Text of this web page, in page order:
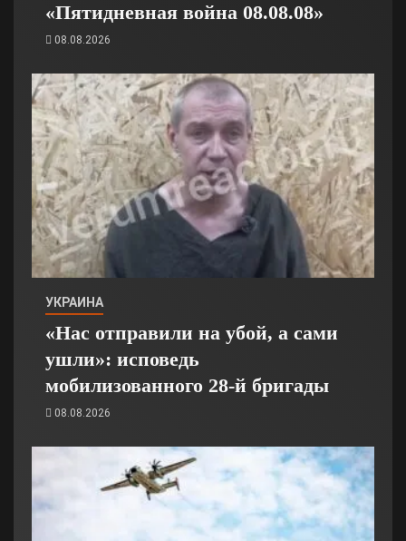
«Пятидневная война 08.08.08»
08.08.2026
УКРАИНА
«Нас отправили на убой, а сами
ушли»: исповедь
мобилизованного 28-й бригады
08.08.2026